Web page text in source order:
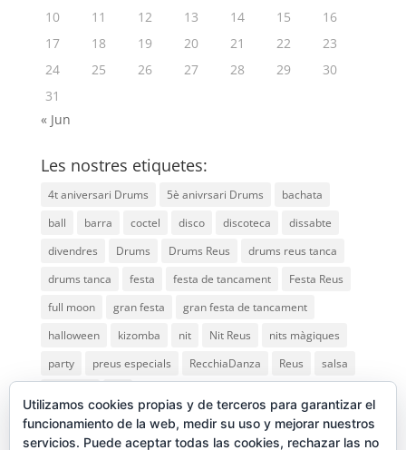
10
11 12 13 14 15
16
17
18 19 20 21 22
23
24
25 26 27 28 29
30
31
« Jun
Les nostres etiquetes:
4t aniversari Drums 5è anivrsari Drums
bachata
ball
barra coctel disco discoteca
dissabte
divendres
Drums Drums Reus
drums reus tanca
drums tanca
festa festa de tancament
Festa Reus
full moon
gran festa
gran festa de tancament
halloween
kizomba nit Nit Reus
nits màgiques
party
preus especials RecchiaDanza Reus
salsa
Utilizamos cookies propias y de terceros para garantizar el
funcionamiento de la web, medir su uso y mejorar nuestros
servicios. Puede aceptar todas las cookies, rechazar las no